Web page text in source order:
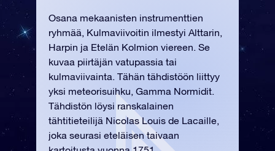
Osana mekaanisten instrumenttien
ryhmää, Kulmaviivoitin ilmestyi Alttarin,
Harpin ja Etelän Kolmion viereen. Se
kuvaa piirtäjän vatupassia tai
kulmaviivainta. Tähän tähdistöön liittyy
yksi meteorisuihku, Gamma Normidit.
Tähdistön löysi ranskalainen
tähtitieteilijä Nicolas Louis de Lacaille,
joka seurasi eteläisen taivaan